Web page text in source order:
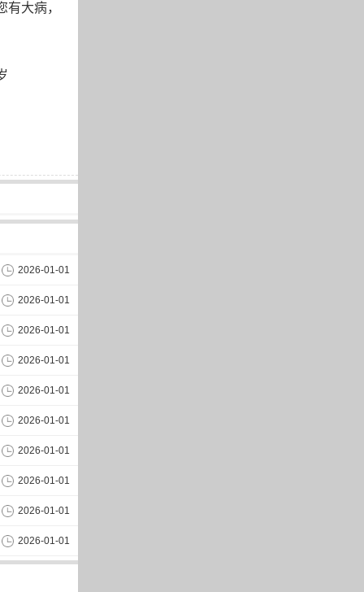
大病，
2026-01-01
2026-01-01
2026-01-01
2026-01-01
2026-01-01
2026-01-01
2026-01-01
2026-01-01
2026-01-01
2026-01-01